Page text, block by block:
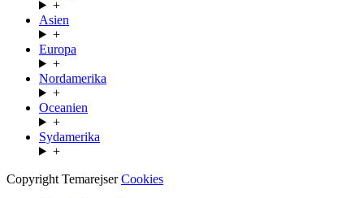
+
Asien
+
Europa
+
Nordamerika
+
Oceanien
+
Sydamerika
+
Copyright TemarejserCookies